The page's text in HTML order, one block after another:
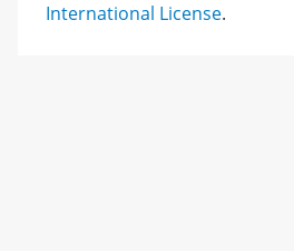
International License.